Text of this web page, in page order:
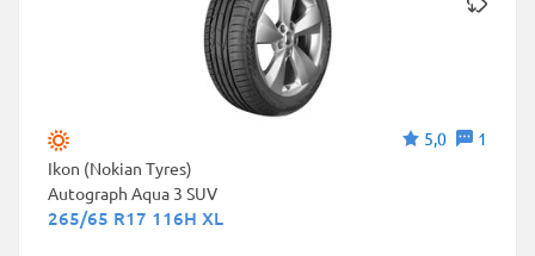
5,0
1
Ikon (Nokian Tyres)
Autograph Aqua 3 SUV
265/65 R17 116H XL